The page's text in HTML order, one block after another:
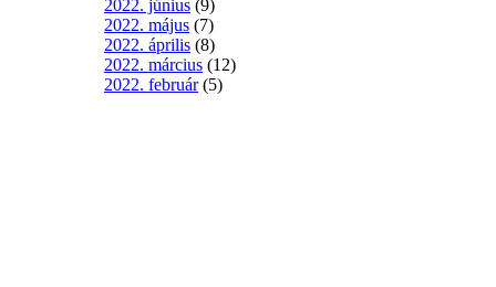
2022. június (9)
2022. május (7)
2022. április (8)
2022. március (12)
2022. február(5)